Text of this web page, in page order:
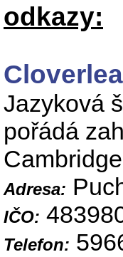
odkazy:
Jazyková
pořádá
Adresa:
IČO:
Telefon: